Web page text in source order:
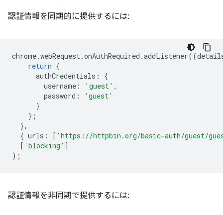
認証情報を同期的に提供するには:
chrome.webRequest.onAuthRequired .addListener((
return {
authCredentials :
{
username : 'guest' ,
password :
'guest'
}
};
},
{ urls : [ 'https://httpbin.org/basic-auth/guest/
[ 'blocking' ]
);
認証情報を非同期で提供するには: